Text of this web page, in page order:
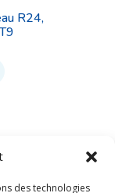
des technologies
R24,